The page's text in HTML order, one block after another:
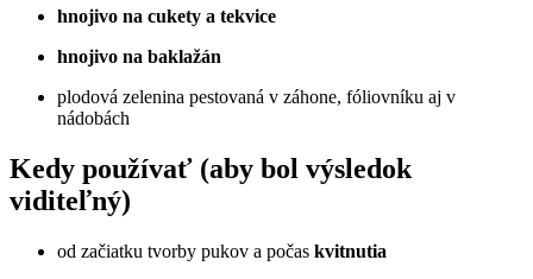
hnojivo na cukety a tekvice
hnojivo na baklažán
plodová zelenina pestovaná v záhone, fóliovníku aj v
nádobách
Kedy používať (aby bol výsledok
viditeľný)
od začiatku tvorby pukov a počas kvitnutia